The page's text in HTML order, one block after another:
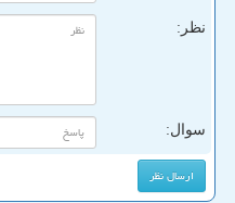
نظر:
سوال: